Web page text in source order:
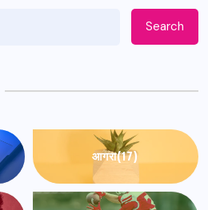
Search
आगरा(17)